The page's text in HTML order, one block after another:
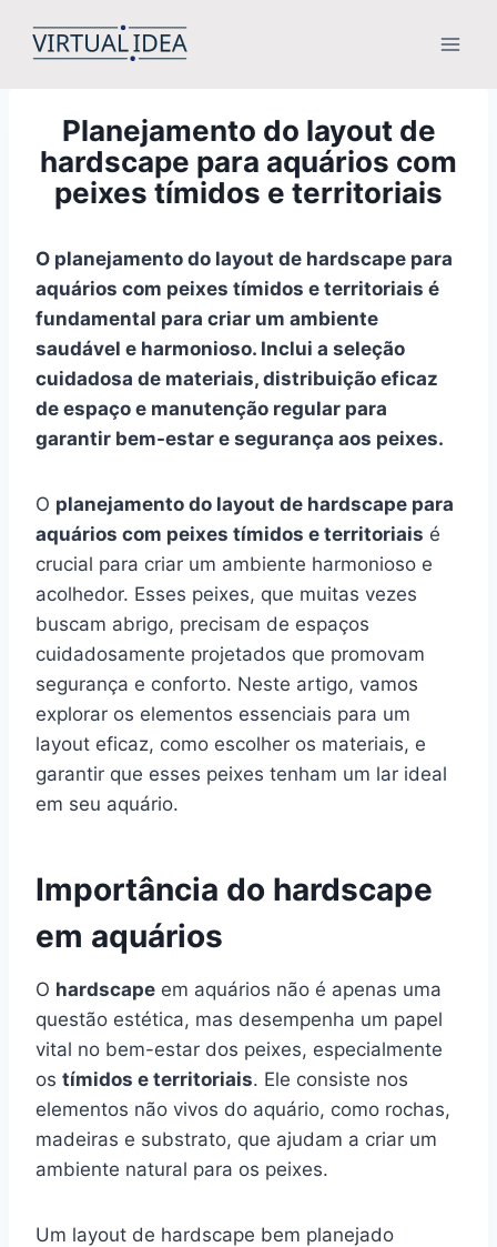
para
Planejamento do layout de
hardscape para aquários com
peixes tímidos e territoriais
O planejamento do layout de hardscape para
aquários com peixes tímidos e territoriais é
fundamental para criar um ambiente
saudável e harmonioso. Inclui a seleção
cuidadosa de materiais, distribuição eficaz
de espaço e manutenção regular para
garantir bem-estar e segurança aos peixes.
O planejamento do layout de hardscape para
aquários com peixes tímidos e territoriais é
crucial para criar um ambiente harmonioso e
acolhedor. Esses peixes, que muitas vezes
buscam abrigo, precisam de espaços
cuidadosamente projetados que promovam
segurança e conforto. Neste artigo, vamos
explorar os elementos essenciais para um
layout eficaz, como escolher os materiais, e
garantir que esses peixes tenham um lar ideal
em seu aquário.
Importância do hardscape
em aquários
O hardscape em aquários não é apenas uma
questão estética, mas desempenha um papel
vital no bem-estar dos peixes, especialmente
os tímidos e territoriais. Ele consiste nos
elementos não vivos do aquário, como rochas,
madeiras e substrato, que ajudam a criar um
ambiente natural para os peixes.
Um layout de hardscape bem planejado